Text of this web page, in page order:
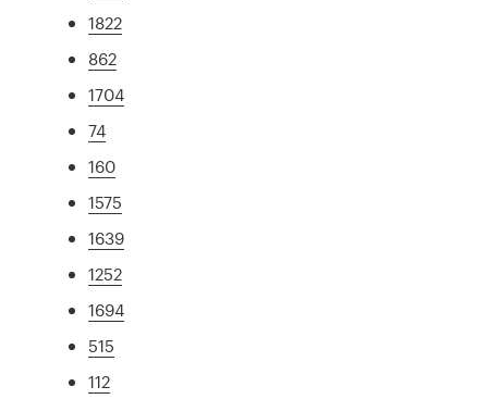
1822
862
1704
74
160
1575
1639
1252
1694
515
112